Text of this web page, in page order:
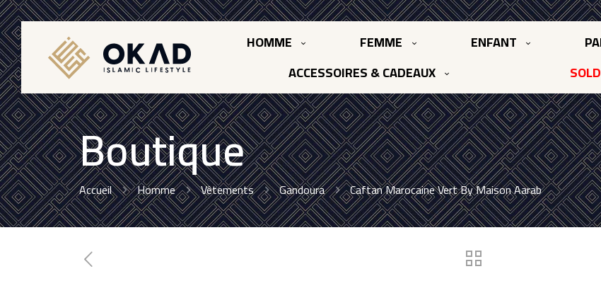
HOMME FEMME ENFANT
ACCESSOIRES & CADEAUX
Boutique
Accueil Homme Vêtements Gandoura Caftan Marocaine Vert By Maison Aarab